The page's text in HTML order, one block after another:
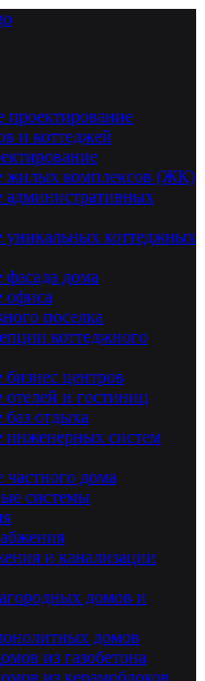
проектирование
и коттеджей
жилых комплексов (ЖК)
административных
уникальных коттеджных
дома
офиса
поселка
коттеджного
центров
и гостиниц
отдыха
инженерных систем
дома
системы
и канализации
домов и
домов
из газобетона
из керамоблоков